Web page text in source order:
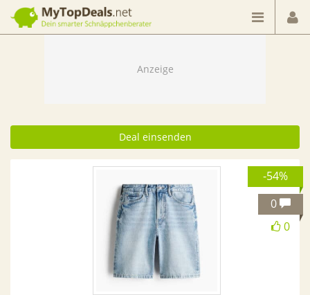
Dein smarter Schnäppchenberater
Deal einsenden
-54%
0
0